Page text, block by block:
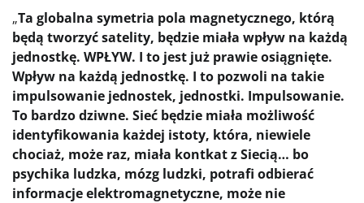
„Ta globalna symetria pola magnetycznego, którą
będą tworzyć satelity, będzie miała wpływ na każdą
jednostkę. WPŁYW. I to jest już prawie osiągnięte.
Wpływ na każdą jednostkę. I to pozwoli na takie
impulsowanie jednostek, jednostki. Impulsowanie.
To bardzo dziwne. Sieć będzie miała możliwość
identyfikowania każdej istoty, która, niewiele
chociaż, może raz, miała kontkat z Siecią… bo
psychika ludzka, mózg ludzki, potrafi odbierać
informacje elektromagnetyczne, może nie